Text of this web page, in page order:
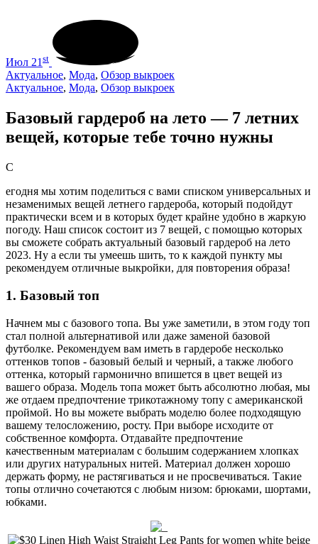
Июл 21st
Актуальное, Мода, Обзор выкроек
Актуальное, Мода, Обзор выкроек
Базовый гардероб на лето — 7 летних
вещей, которые тебе точно нужны
С
егодня мы хотим поделиться с вами списком универсальных и
незаменимых вещей летнего гардероба, который подойдут
практически всем и в которых будет крайне удобно в жаркую
погоду. Наш список состоит из 7 вещей, с помощью которых
вы сможете собрать актуальный базовый гардероб на лето
2023. Ну а если ты умеешь шить, то к каждой пункту мы
рекомендуем отличные выкройки, для повторения образа!
1. Базовый топ
Начнем мы с базового топа. Вы уже заметили, в этом году топ
стал полной альтернативой или даже заменой базовой
футболке. Рекомендуем вам иметь в гардеробе несколько
оттенков топов - базовый белый и черный, а также любого
оттенка, который гармонично впишется в цвет вещей из
вашего образа. Модель топа может быть абсолютно любая, мы
же отдаем предпочтение трикотажному топу с американской
проймой. Но вы можете выбрать моделю более подходящую
вашему телосложению, росту. При выборе исходите от
собственное комфорта. Отдавайте предпочтение
качественным материалам с большим содержанием хлопках
или других натуральных нитей. Материал должен хорошо
держать форму, не растягиваться и не просвечиваться. Такие
топы отлично сочетаются с любым низом: брюками, шортами,
юбками.